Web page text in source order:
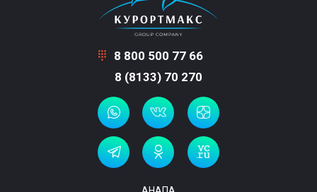
8 800 500 77 66
8 (8133) 70 270